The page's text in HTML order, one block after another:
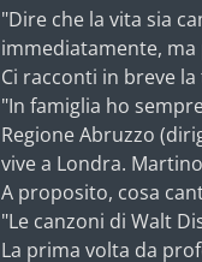
"Dire che la vita sia
immediatamente, ma
Ci racconti in breve
"In famiglia ho
Regione Abruzzo
vive a Londra.
A proposito, cosa
"Le canzoni di Walt
La prima volta da